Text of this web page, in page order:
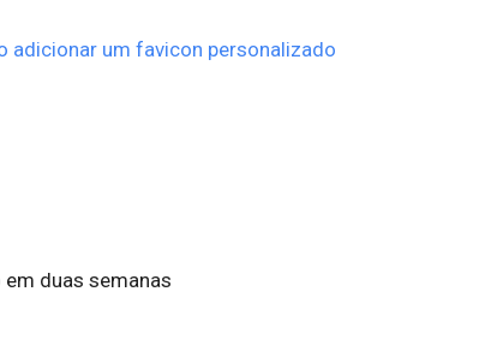
adicionar um favicon personalizado
duas semanas